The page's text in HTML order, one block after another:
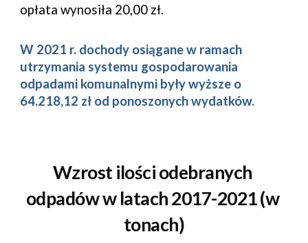
opłata wynosiła 20,00 zł.
W 2021 r. dochody osiągane w ramach
utrzymania systemu gospodarowania
odpadami komunalnymi były wyższe o
64.218,12 zł od ponoszonych wydatków.
Wzrost ilości odebranych
odpadów w latach 2017-2021 (w
tonach)